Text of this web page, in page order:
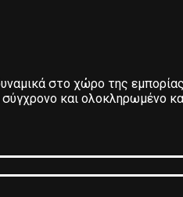
δυναμικά στο χώρο της
και ολοκληρωμένο